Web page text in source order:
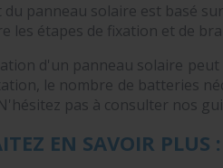
panneau solaire est basé
les étapes de fixation et de
d'un panneau solaire
le nombre de batteries
pas à consulter nos
EN SAVOIR PLUS :